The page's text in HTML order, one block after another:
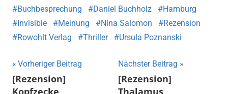
Buchbesprechung
Daniel Buchholz
Hamburg
Invisible
Meinung Nina Salomon
Rezension
Rowohlt Verlag
Thriller Ursula Poznanski
Beitragsnavigation
Vorheriger Beitrag
[Rezension]
Kopfzecke
Nächster Beitrag
[Rezension]
Thalamus